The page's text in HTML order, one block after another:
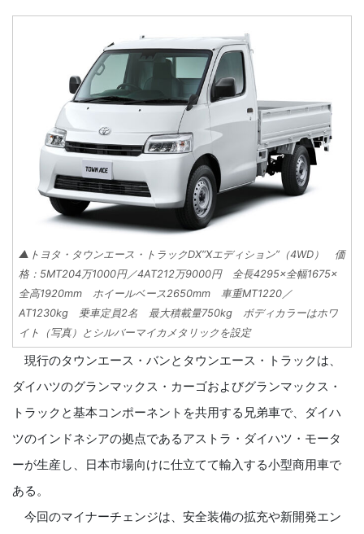
▲トヨタ・タウンエース・トラックDX“Xエディション”（4WD） 価
格：5MT204万1000円／4AT212万9000円 全長4295×全幅1675×
全高1920mm ホイールベース2650mm 車重MT1220／
AT1230kg 乗車定員2名 最大積載量750kg ボディカラーはホワ
イト（写真）とシルバーマイカメタリックを設定
現行のタウンエース・バンとタウンエース・トラックは、
ダイハツのグランマックス・カーゴおよびグランマックス・
トラックと基本コンポーネントを共用する兄弟車で、ダイハ
ツのインドネシアの拠点であるアストラ・ダイハツ・モータ
ーが生産し、日本市場向けに仕立てて輸入する小型商用車で
ある。
今回のマイナーチェンジは、安全装備の拡充や新開発エン